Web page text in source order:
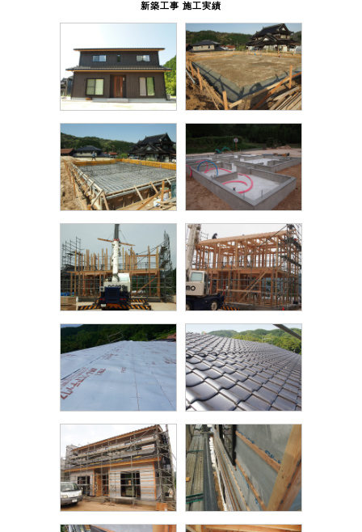
新築工事 施工実績